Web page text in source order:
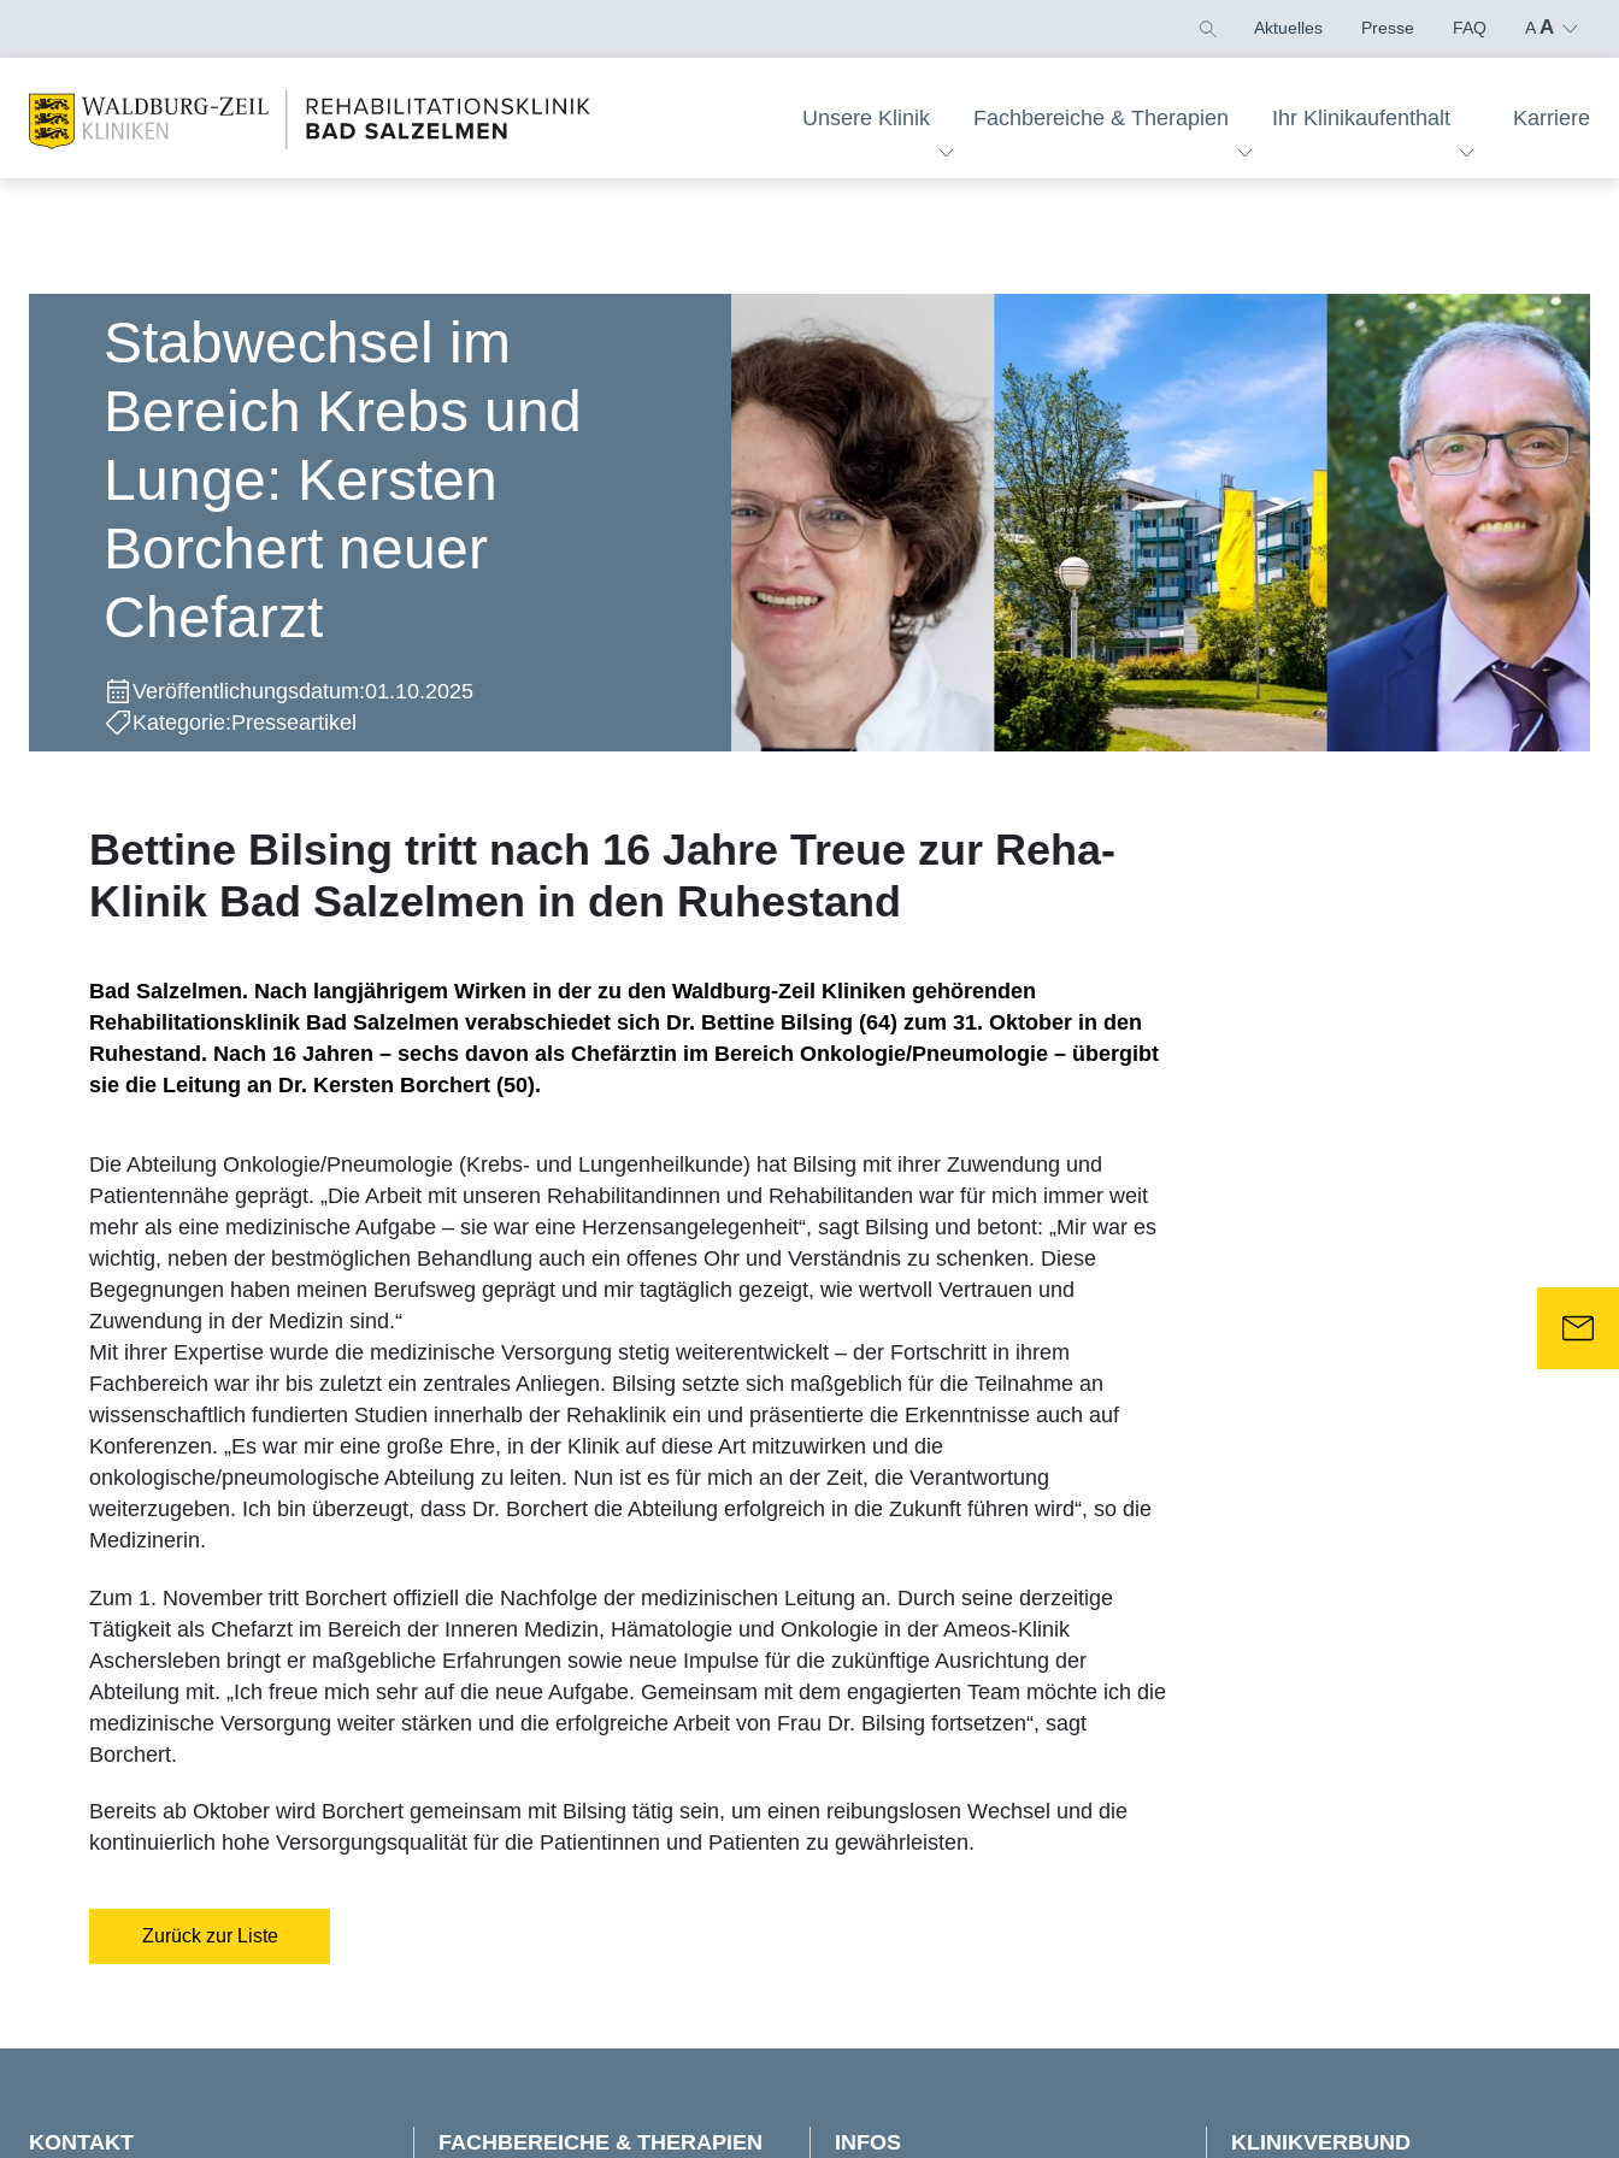
Aktuelles Presse FAQ A A
Unsere Klinik Fachbereiche & Therapien Ihr Klinikaufenthalt Karriere
Stabwechsel im
Bereich Krebs und
Lunge: Kersten
Borchert neuer
Chefarzt
Veröffentlichungsdatum:01.10.2025
Kategorie:Presseartikel
Bettine Bilsing tritt nach 16 Jahre Treue zur Reha-
Klinik Bad Salzelmen in den Ruhestand
Bad Salzelmen. Nach langjährigem Wirken in der zu den Waldburg-Zeil Kliniken gehörenden
Rehabilitationsklinik Bad Salzelmen verabschiedet sich Dr. Bettine Bilsing (64) zum 31. Oktober in den
Ruhestand. Nach 16 Jahren – sechs davon als Chefärztin im Bereich Onkologie/Pneumologie – übergibt
sie die Leitung an Dr. Kersten Borchert (50).
Die Abteilung Onkologie/Pneumologie (Krebs- und Lungenheilkunde) hat Bilsing mit ihrer Zuwendung und
Patientennähe geprägt. „Die Arbeit mit unseren Rehabilitandinnen und Rehabilitanden war für mich immer weit
mehr als eine medizinische Aufgabe – sie war eine Herzensangelegenheit“, sagt Bilsing und betont: „Mir war es
wichtig, neben der bestmöglichen Behandlung auch ein offenes Ohr und Verständnis zu schenken. Diese
Begegnungen haben meinen Berufsweg geprägt und mir tagtäglich gezeigt, wie wertvoll Vertrauen und
Zuwendung in der Medizin sind.“
Mit ihrer Expertise wurde die medizinische Versorgung stetig weiterentwickelt – der Fortschritt in ihrem
Fachbereich war ihr bis zuletzt ein zentrales Anliegen. Bilsing setzte sich maßgeblich für die Teilnahme an
wissenschaftlich fundierten Studien innerhalb der Rehaklinik ein und präsentierte die Erkenntnisse auch auf
Konferenzen. „Es war mir eine große Ehre, in der Klinik auf diese Art mitzuwirken und die
onkologische/pneumologische Abteilung zu leiten. Nun ist es für mich an der Zeit, die Verantwortung
weiterzugeben. Ich bin überzeugt, dass Dr. Borchert die Abteilung erfolgreich in die Zukunft führen wird“, so die
Medizinerin.
Zum 1. November tritt Borchert offiziell die Nachfolge der medizinischen Leitung an. Durch seine derzeitige
Tätigkeit als Chefarzt im Bereich der Inneren Medizin, Hämatologie und Onkologie in der Ameos-Klinik
Aschersleben bringt er maßgebliche Erfahrungen sowie neue Impulse für die zukünftige Ausrichtung der
Abteilung mit. „Ich freue mich sehr auf die neue Aufgabe. Gemeinsam mit dem engagierten Team möchte ich die
medizinische Versorgung weiter stärken und die erfolgreiche Arbeit von Frau Dr. Bilsing fortsetzen“, sagt
Borchert.
Bereits ab Oktober wird Borchert gemeinsam mit Bilsing tätig sein, um einen reibungslosen Wechsel und die
kontinuierlich hohe Versorgungsqualität für die Patientinnen und Patienten zu gewährleisten.
Zurück zur Liste
KONTAKT FACHBEREICHE & THERAPIEN INFOS KLINIKVERBUND